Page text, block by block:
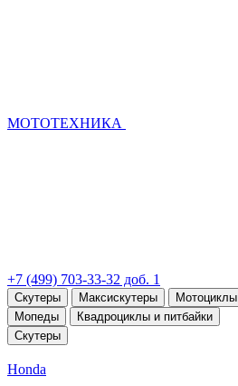
МОТОТЕХНИКА
+7 (499) 703-33-32 доб. 1
Скутеры Максискутеры Мотоциклы
Мопеды
Квадроциклы и питбайки
Скутеры
Honda